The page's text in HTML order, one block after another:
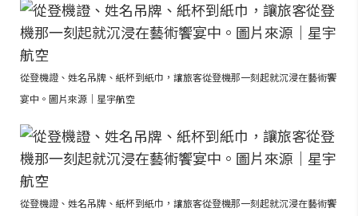
從登機證、姓名吊牌、紙杯到紙巾，讓旅客從登機那一刻起就沉浸在藝術饗
宴中。圖片來源｜星宇航空
從登機證、姓名吊牌、紙杯到紙巾，讓旅客從登機那一刻起就沉浸在藝術饗